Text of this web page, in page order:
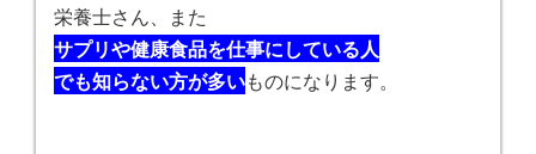
栄養士さん、また
サプリや健康食品を仕事にしている人
でも知らない方が多いものになります。